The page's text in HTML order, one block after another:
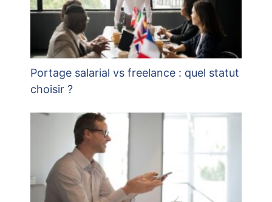
Portage salarial vs freelance : quel statut
choisir ?